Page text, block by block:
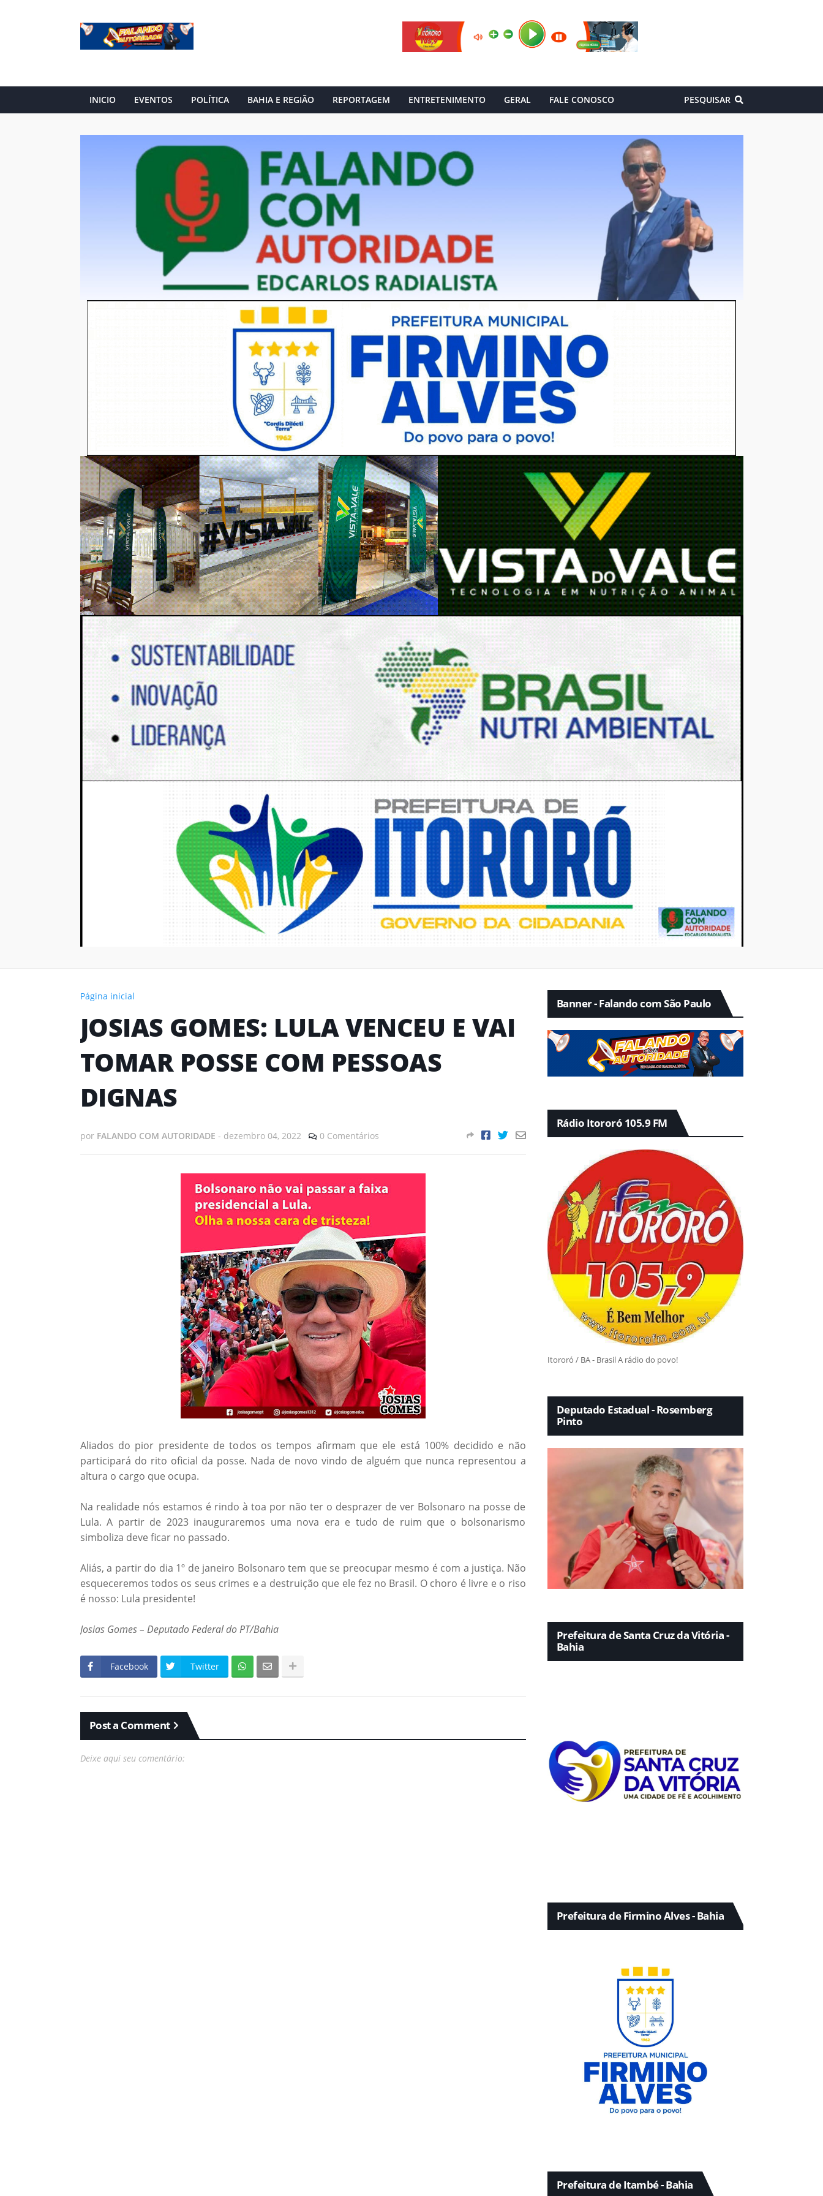
INICIO EVENTOS POLÍTICA BAHIA E REGIÃO REPORTAGEM ENTRETENIMENTO GERAL FALE CONOSCO PESQUISAR
Página inicial
JOSIAS GOMES: LULA VENCEU E VAI
TOMAR POSSE COM PESSOAS
DIGNAS
por FALANDO COM AUTORIDADE - dezembro 04, 2022 0 Comentários
Aliados do pior presidente de todos os tempos afirmam que ele está 100% decidido e não
participará do rito oficial da posse. Nada de novo vindo de alguém que nunca representou a
altura o cargo que ocupa.
Na realidade nós estamos é rindo à toa por não ter o desprazer de ver Bolsonaro na posse de
Lula. A partir de 2023 inauguraremos uma nova era e tudo de ruim que o bolsonarismo
simboliza deve ficar no passado.
Aliás, a partir do dia 1º de janeiro Bolsonaro tem que se preocupar mesmo é com a justiça. Não
esqueceremos todos os seus crimes e a destruição que ele fez no Brasil. O choro é livre e o riso
é nosso: Lula presidente!
Josias Gomes – Deputado Federal do PT/Bahia
Facebook Twitter
Post a Comment
Deixe aqui seu comentário:
Banner - Falando com São Paulo
Rádio Itororó 105.9 FM
Itororó / BA - Brasil A rádio do povo!
Deputado Estadual - Rosemberg
Pinto
Prefeitura de Santa Cruz da Vitória -
Bahia
Prefeitura de Firmino Alves - Bahia
Prefeitura de Itambé - Bahia